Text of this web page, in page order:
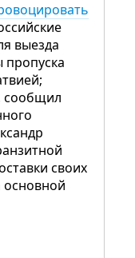
выезда
пропуска
сообщил
своих
основной